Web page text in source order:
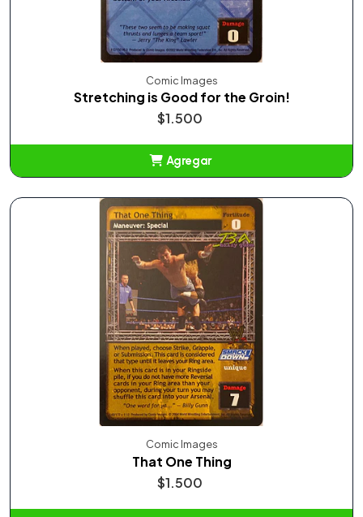
Comic Images
Stretching is Good for the Groin!
$1.500
Agregar
Comic Images
That One Thing
$1.500